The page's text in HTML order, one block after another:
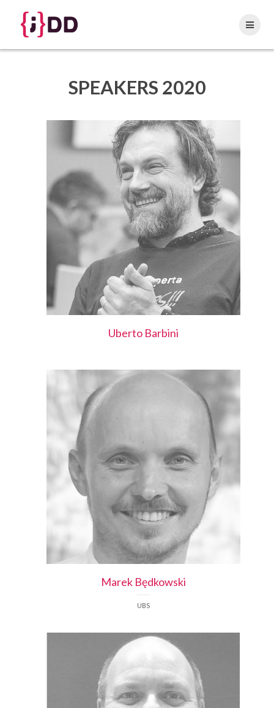
SPEAKERS 2020
Uberto Barbini
Marek Będkowski
UBS